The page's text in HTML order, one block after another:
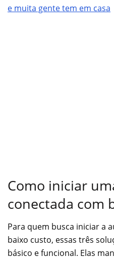
e muita gente tem em casa
Como iniciar
conectada com
Para quem busca iniciar a
baixo custo, essas três
básico e funcional. Elas